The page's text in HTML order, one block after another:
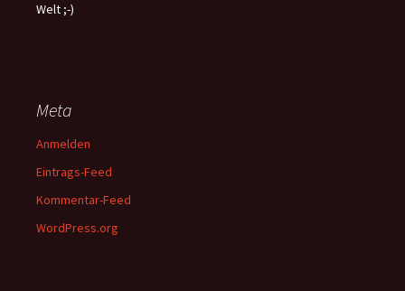
Welt ;-)
Meta
Anmelden
Eintrags-Feed
Kommentar-Feed
WordPress.org